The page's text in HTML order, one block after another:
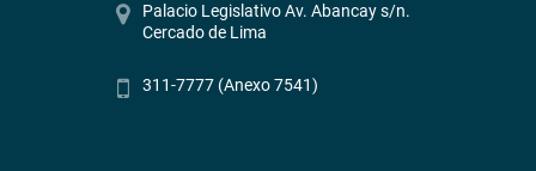
Palacio Legislativo Av. Abancay s/n.
Cercado de Lima
311-7777 (Anexo 7541)